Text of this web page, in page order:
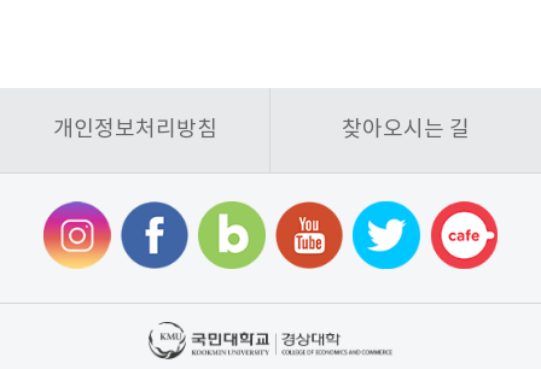
개인정보처리방침 찾아오시는 길